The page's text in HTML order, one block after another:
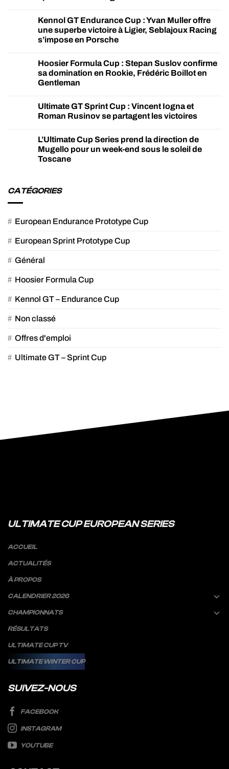
Kennol GT Endurance Cup : Yvan Muller offre
une superbe victoire à Ligier, Seblajoux Racing
s’impose en Porsche
Hoosier Formula Cup : Stepan Suslov confirme
sa domination en Rookie, Frédéric Boillot en
Gentleman
Ultimate GT Sprint Cup : Vincent Iogna et
Roman Rusinov se partagent les victoires
L’Ultimate Cup Series prend la direction de
Mugello pour un week-end sous le soleil de
Toscane
CATÉGORIES
European Endurance Prototype Cup
European Sprint Prototype Cup
Général
Hoosier Formula Cup
Kennol GT – Endurance Cup
Non classé
Offres d'emploi
Ultimate GT – Sprint Cup
ULTIMATE CUP EUROPEAN SERIES
ACCUEIL
ACTUALITÉS
À PROPOS
CALENDRIER 2026
CHAMPIONNATS
RÉSULTATS
ULTIMATE CUP TV
ULTIMATE WINTER CUP
SUIVEZ-NOUS
FACEBOOK
INSTAGRAM
YOUTUBE